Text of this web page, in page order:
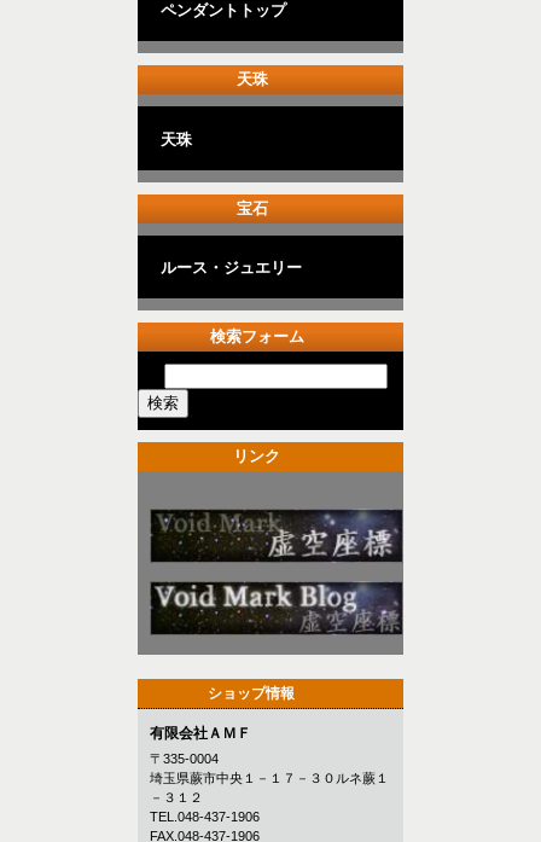
ペンダントトップ
天珠
天珠
宝石
ルース・ジュエリー
検索フォーム
リンク
ショップ情報
有限会社ＡＭＦ
〒335-0004
埼玉県蕨市中央１－１７－３０ルネ蕨１
－３１２
TEL.048-437-1906
FAX.048-437-1906